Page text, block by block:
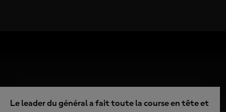
Le leader du général a fait toute la course en tête et